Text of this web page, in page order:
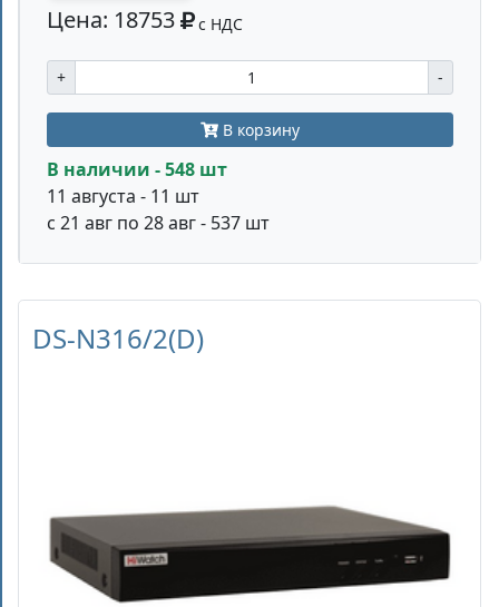
Цена: 18753 с НДС
+ -
В корзину
В наличии - 548 шт
11 августа - 11 шт
с 21 авг по 28 авг - 537 шт
DS-N316/2(D)